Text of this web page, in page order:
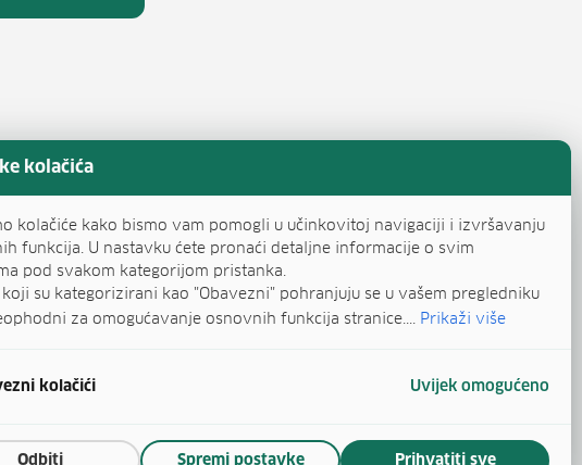
kolačića
kolačiće kako bismo vam pomogli u učinkovitoj navigaciji i izvršavanju
funkcija. U nastavku ćete pronaći detaljne informacije o svim
pod svakom kategorijom pristanka.
su kategorizirani kao "Obavezni" pohranjuju se u vašem pregledniku
za omogućavanje osnovnih funkcija stranice.... Prikaži više
kolačići Uvijek omogućeno
Odbiti Spremi postavke Prihvatiti sve